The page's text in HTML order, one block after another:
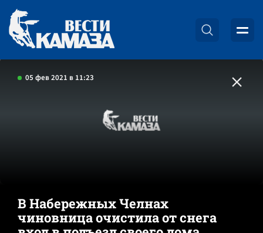
05 фев 2021 в 11:23
В Набережных Челнах
чиновница очистила от снега